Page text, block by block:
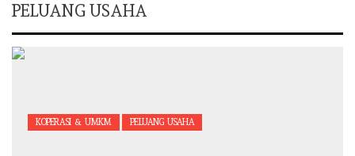
PELUANG USAHA
KOPERASI & UMKM PELUANG USAHA